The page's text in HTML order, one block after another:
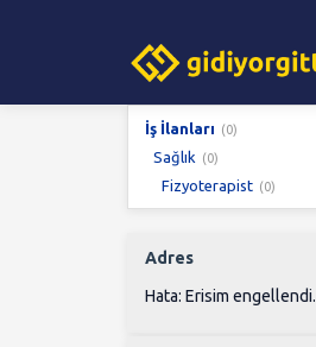
İş İlanları (0)
Sağlık (0)
Fizyoterapist (0)
Adres
Hata: Erisim engellendi.